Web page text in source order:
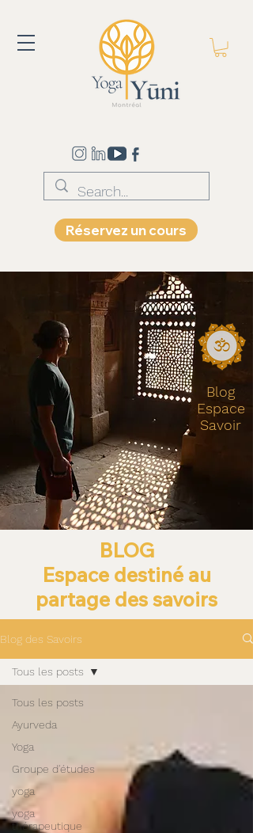
Réservez un cours
Blog
Espace
Savoir
BLOG
Espace destiné au
partage des savoirs
Blog des Savoirs
Tous les posts
Ayurveda
Yoga
Groupe d'études
yoga
yoga
thérapeutique
Tous les posts